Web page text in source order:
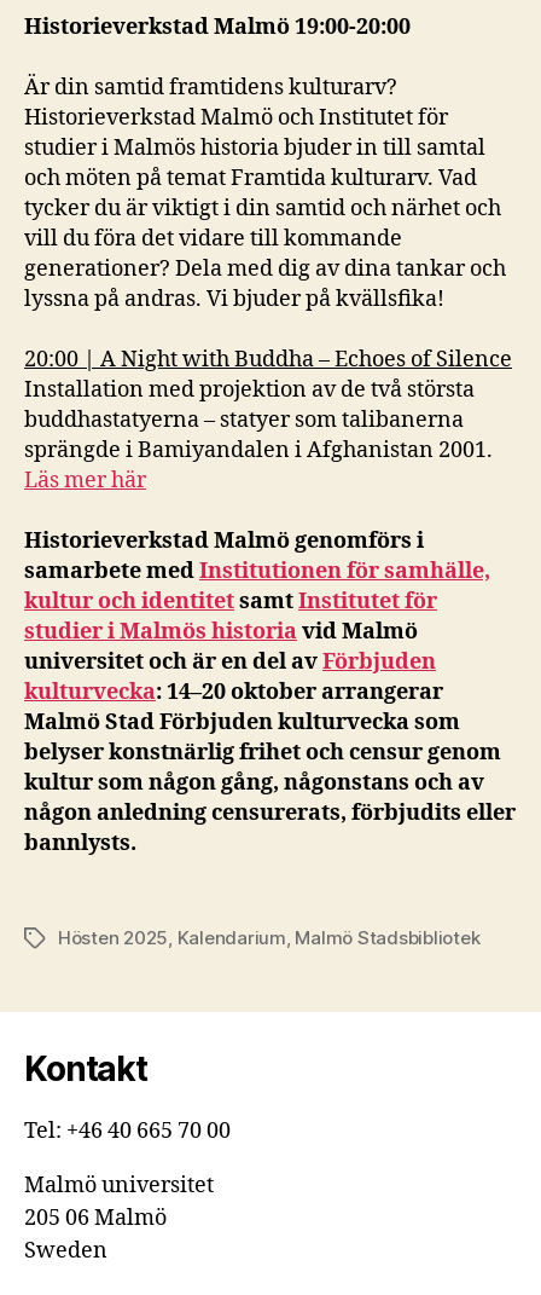
Historieverkstad Malmö 19:00-20:00
Är din samtid framtidens kulturarv?
Historieverkstad Malmö och Institutet för
studier i Malmös historia bjuder in till samtal
och möten på temat Framtida kulturarv. Vad
tycker du är viktigt i din samtid och närhet och
vill du föra det vidare till kommande
generationer? Dela med dig av dina tankar och
lyssna på andras. Vi bjuder på kvällsfika!
20:00 | A Night with Buddha – Echoes of Silence
Installation med projektion av de två största
buddhastatyerna – statyer som talibanerna
sprängde i Bamiyandalen i Afghanistan 2001.
Läs mer här
Historieverkstad Malmö genomförs i
samarbete medInstitutionen för samhälle,
kultur och identitetsamtInstitutet för
studier i Malmös historiavid Malmö
universitet och är en del avFörbjuden
kulturvecka: 14–20 oktober arrangerar
Malmö Stad Förbjuden kulturvecka som
belyser konstnärlig frihet och censur genom
kultur som någon gång, någonstans och av
någon anledning censurerats, förbjudits eller
bannlysts.
EtiketterHösten 2025, Kalendarium, Malmö Stadsbibliotek
Kontakt
Tel: +46 40 665 70 00
Malmö universitet
205 06 Malmö
Sweden